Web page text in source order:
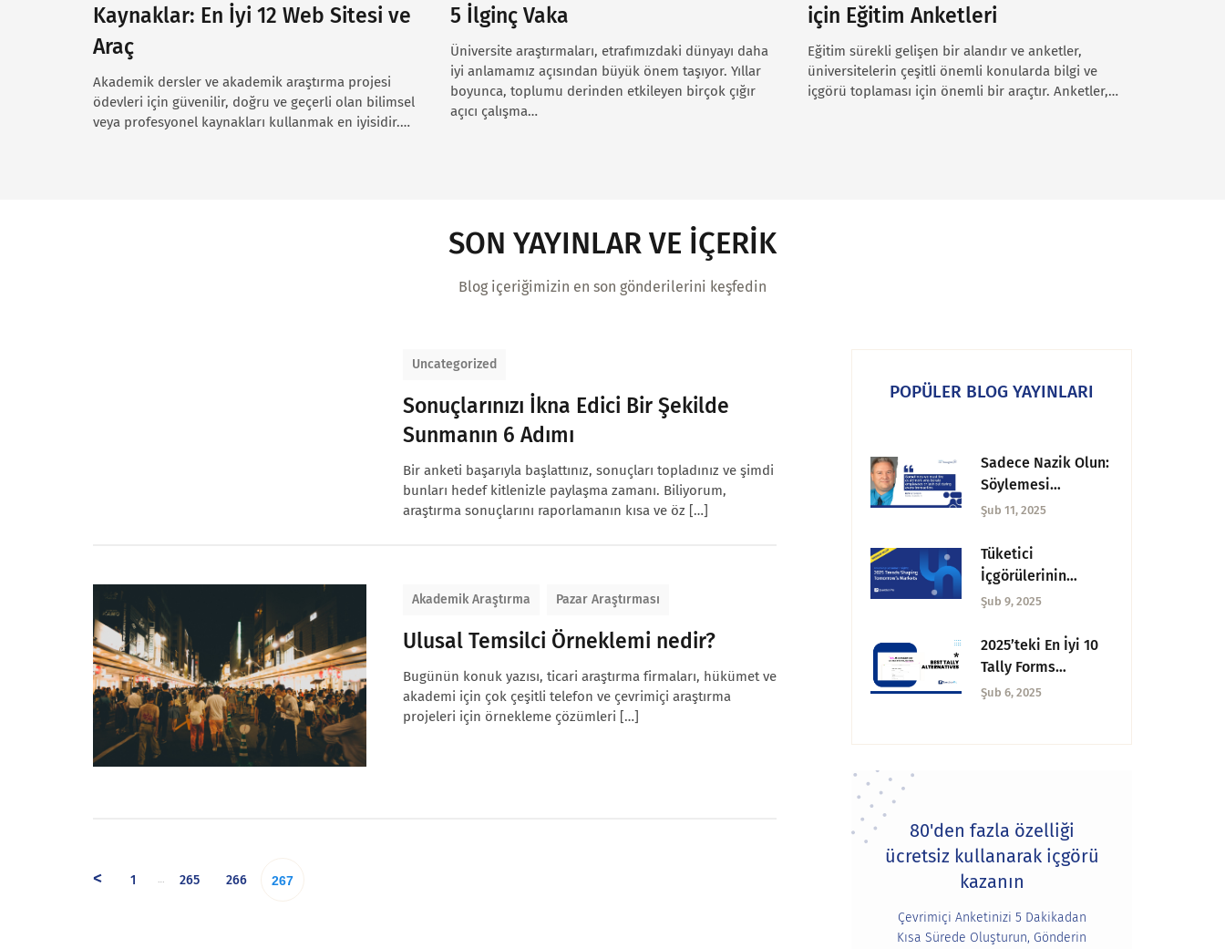
Kaynaklar: En İyi 12 Web Sitesi ve
Araç
Akademik dersler ve akademik araştırma projesi
ödevleri için güvenilir, doğru ve geçerli olan bilimsel
veya profesyonel kaynakları kullanmak en iyisidir.…
5 İlginç Vaka
Üniversite araştırmaları, etrafımızdaki dünyayı daha
iyi anlamamız açısından büyük önem taşıyor. Yıllar
boyunca, toplumu derinden etkileyen birçok çığır
açıcı çalışma…
için Eğitim Anketleri
Eğitim sürekli gelişen bir alandır ve anketler,
üniversitelerin çeşitli önemli konularda bilgi ve
içgörü toplaması için önemli bir araçtır. Anketler,…
SON YAYINLAR VE İÇERİK
Blog içeriğimizin en son gönderilerini keşfedin
Uncategorized
Sonuçlarınızı İkna Edici Bir Şekilde
Sunmanın 6 Adımı
Bir anketi başarıyla başlattınız, sonuçları topladınız ve şimdi
bunları hedef kitlenizle paylaşma zamanı. Biliyorum,
araştırma sonuçlarını raporlamanın kısa ve öz […]
Akademik Araştırma Pazar Araştırması
Ulusal Temsilci Örneklemi nedir?
Bugünün konuk yazısı, ticari araştırma firmaları, hükümet ve
akademi için çok çeşitli telefon ve çevrimiçi araştırma
projeleri için örnekleme çözümleri […]
< 1 … 265 266 267
POPÜLER BLOG YAYINLARI
Sadece Nazik Olun:
Söylemesi
Yapmasından Daha
Düşünceleri
Şub 11, 2025
Tüketici
İçgörülerinin
Geleceği: 2025 ve
Çıkarımlar
Şub 9, 2025
2025’teki En İyi 10
Tally Forms
Alternatifi
Şub 6, 2025
80'den fazla özelliği
ücretsiz kullanarak içgörü
kazanın
Çevrimiçi Anketinizi 5 Dakikadan
Kısa Sürede Oluşturun, Gönderin